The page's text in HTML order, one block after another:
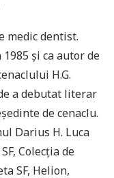
medic dentist.
și ca autor de
H.G.
a debutat literar
de cenaclu.
Darius H. Luca
Colecția de
SF, Helion,